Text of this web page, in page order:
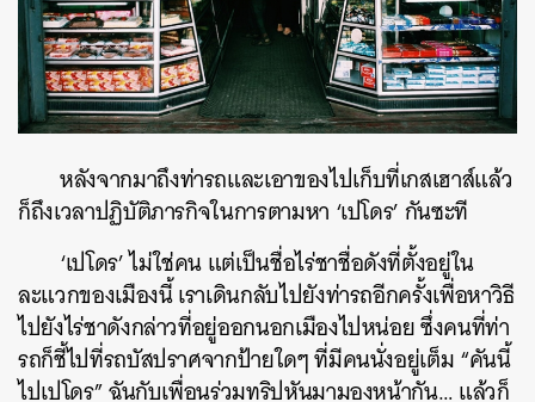
หลังจากมาถึงท่ารถและเอาของไปเก็บที่เกสเฮาส์แล้ว
ก็ถึงเวลาปฏิบัติภารกิจในการตามหา ‘เปโดร’ กันซะที
‘เปโดร’ ไม่ใช่คน แต่เป็นชื่อไร่ชาชื่อดังที่ตั้งอยู่ใน
ละแวกของเมืองนี้ เราเดินกลับไปยังท่ารถอีกครั้งเพื่อหาวิธี
ไปยังไร่ชาดังกล่าวที่อยู่ออกนอกเมืองไปหน่อย ซึ่งคนที่ท่า
รถก็ชี้ไปที่รถบัสปราศจากป้ายใดๆ ที่มีคนนั่งอยู่เต็ม “คันนี้
ไปเปโดร” ฉันกับเพื่อนร่วมทริปหันมามองหน้ากัน… แล้วก็